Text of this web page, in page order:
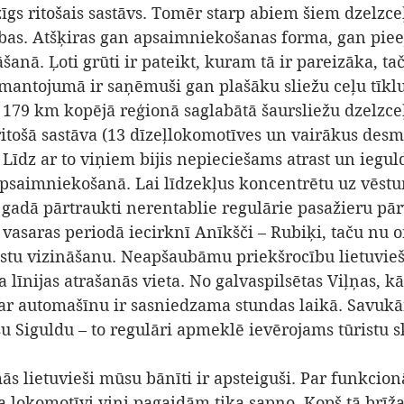
ritošais sastāvs. Tomēr starp abiem šiem
Atšķiras gan apsaimniekošanas forma, gan
Ļoti grūti ir pateikt, kuram tā ir pareizāka,
ir saņēmuši gan plašāku sliežu ceļu
km kopējā reģionā saglabātā šaursliežu
sastāva (13 dīzeļlokomotīves un vairākus
Līdz ar to viņiem bijis nepieciešams atrast un
Lai līdzekļus koncentrētu uz
gadā pārtraukti nerentablie regulārie pasažieru
periodā iecirknī Anīkšči – Rubiķi, taču nu
vizināšanu. Neapšaubāmu priekšrocību
līnijas atrašanās vieta. No galvaspilsētas Viļņas,
automašīnu ir sasniedzama stundas laikā.
Siguldu – to regulāri apmeklē ievērojams tūristu
lietuvieši mūsu bānīti ir apsteiguši. Par